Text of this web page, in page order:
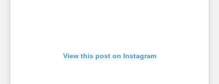
View this post on Instagram